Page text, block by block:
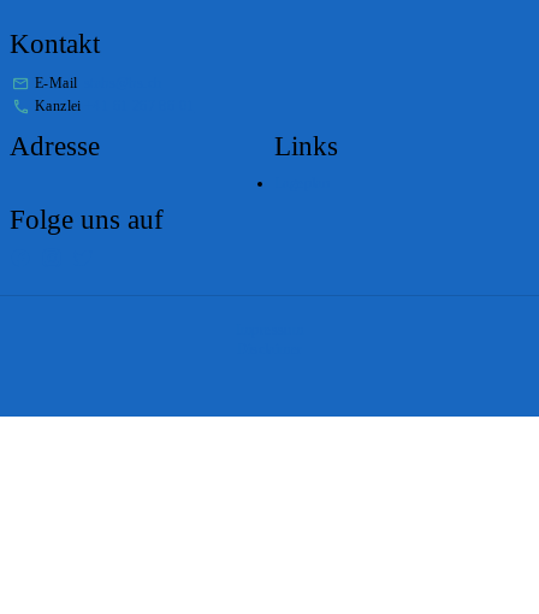
Kontakt
E-Mail
Kanzlei
Adresse Links
Folge uns auf